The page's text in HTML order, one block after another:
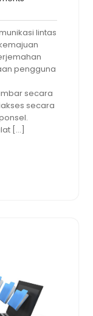
lintas
pengguna
secara
secara
[…]